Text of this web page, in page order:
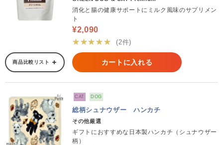
消化と腸の健康サポートにミルク風味のサプリメン
ト
¥2,090
★★★★★
(2件)
商品比較リスト カートに入れる
CAT DOG
総柄シュナウザー ハンカチ
その他厳選
ギフトにおすすめな日本製ハンカチ（シュナウザー
柄）